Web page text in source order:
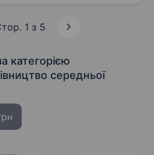
1 з 5
категорією
середньої